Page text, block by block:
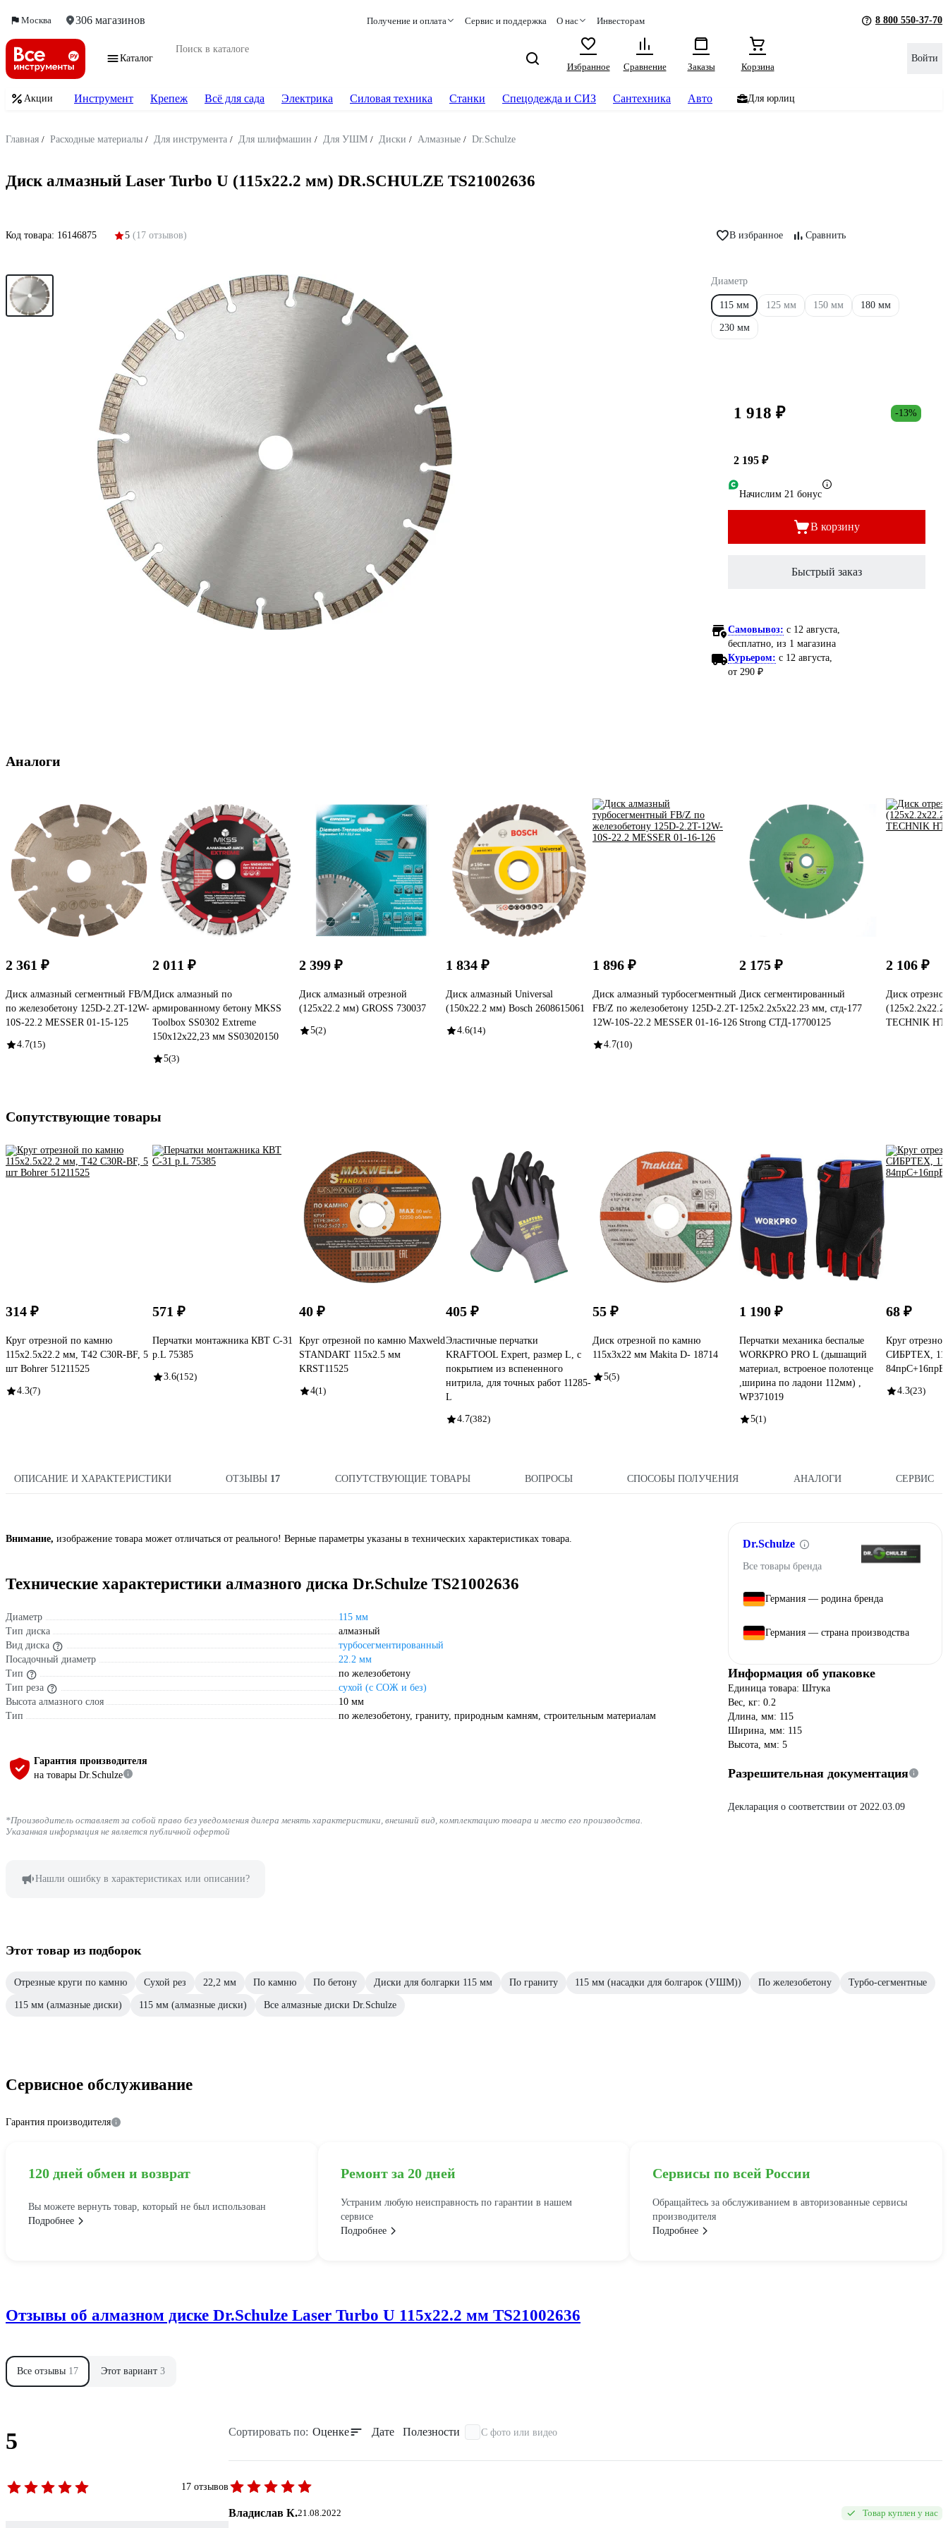
Москва 306 магазинов Получение и оплата Сервис и поддержка О нас Инвесторам 8 800 550-37-70
Каталог
Избранное
Сравнение Заказы Корзина
Войти
Акции Инструмент Крепеж Всё для сада Электрика Силовая техника Станки Спецодежда и СИЗ Сантехника Авто Для юрлиц
Главная / Расходные материалы / Для инструмента / Для шлифмашин / Для УШМ / Диски / Алмазные / Dr.Schulze
Диск алмазный Laser Turbo U (115х22.2 мм) DR.SCHULZE TS21002636
Код товара: 16146875 5 (17 отзывов) В избранное Сравнить
Диаметр
115 мм 125 мм 150 мм 180 мм
230 мм
1 918 ₽ -13%
2 195 ₽
Начислим 21 бонус
В корзину
Быстрый заказ
Самовывоз: c 12 августа,
бесплатно , из 1 магазина
Курьером: c 12 августа,
от 290 ₽
Аналоги
2 361 ₽
Диск алмазный сегментный FB/M
по железобетону 125D-2.2T-12W-
10S-22.2 MESSER 01-15-125
4.7(15)
2 011 ₽
Диск алмазный по
армированному бетону MKSS
Toolbox SS0302 Extreme
150x12x22,23 мм SS03020150
5(3)
2 399 ₽
Диск алмазный отрезной
(125х22.2 мм) GROSS 730037
5(2)
1 834 ₽
Диск алмазный Universal
(150х22.2 мм) Bosch 2608615061
4.6(14)
1 896 ₽
Диск алмазный турбосегментный
FB/Z по железобетону 125D-2.2T-
12W-10S-22.2 MESSER 01-16-126
4.7(10)
2 175 ₽
Диск сегментированный
125x2.2x5х22.23 мм, стд-177
Strong СТД-17700125
2 106 ₽
Диск
TECHNIK
Сопутствующие товары
314 ₽
Круг отрезной по камню
115x2.5x22.2 мм, T42 С30R-BF, 5
шт Bohrer 51211525
4.3(7)
571 ₽
Перчатки монтажника КВТ С-31
р.L 75385
3.6(152)
40 ₽
Круг отрезной по камню Maxweld
STANDART 115x2.5 мм
KRST11525
4(1)
405 ₽
Эластичные перчатки
KRAFTOOL Expert, размер L, с
покрытием из вспененного
нитрила, для точных работ 11285-
L
4.7(382)
55 ₽
Диск отрезной по камню
115х3х22 мм Makita D- 18714
5(5)
1 190 ₽
Перчатки механика беспалые
WORKPRO PRO L (дышащий
материал, встроеное полотенце
,ширина по ладони 112мм) ,
WP371019
5(1)
68 ₽
Круг
СИБРТЕХ,
84прC+16прB
4.3(23)
ОПИСАНИЕ И ХАРАКТЕРИСТИКИ ОТЗЫВЫ 17 СОПУТСТВУЮЩИЕ ТОВАРЫ ВОПРОСЫ СПОСОБЫ ПОЛУЧЕНИЯ АНАЛОГИ СЕРВИС
Внимание, изображение товара может отличаться от реального! Верные параметры указаны в технических характеристиках товара.
Технические характеристики алмазного диска Dr.Schulze TS21002636
Диаметр
115 мм
Тип диска
алмазный
Вид диска
турбосегментированный
Посадочный диаметр
22.2 мм
Тип
по железобетону
Тип реза
сухой (с СОЖ и без)
Высота алмазного слоя
10 мм
Тип
по железобетону, граниту, природным камням, строительным материалам
Гарантия производителя
на товары Dr.Schulze
*Производитель оставляет за собой право без уведомления дилера менять характеристики, внешний вид, комплектацию товара и место его производства.
Указанная информация не является публичной офертой
Нашли ошибку в характеристиках или описании?
Dr.Schulze
Все товары бренда
Германия — родина бренда
Германия — страна производства
Информация об упаковке
Единица товара: Штука
Вес, кг: 0.2
Длина, мм: 115
Ширина, мм: 115
Высота, мм: 5
Разрешительная документация
Декларация о соответствии от 2022.03.09
Этот товар из подборок
Отрезные круги по камню Сухой рез 22,2 мм По камню По бетону Диски для болгарки 115 мм По граниту 115 мм (насадки для болгарок (УШМ)) По железобетону Турбо-сегментные
115 мм (алмазные диски) 115 мм (алмазные диски) Все алмазные диски Dr.Schulze
Сервисное обслуживание
Гарантия производителя
120 дней обмен и возврат
Вы можете вернуть товар, который не был использован
Подробнее
Ремонт за 20 дней
Устраним любую неисправность по гарантии в нашем
сервисе
Подробнее
Сервисы по всей России
Обращайтесь за обслуживанием в авторизованные сервисы
производителя
Подробнее
Отзывы об алмазном диске Dr.Schulze Laser Turbo U 115х22.2 мм TS21002636
Все отзывы 17 Этот вариант 3
5
17 отзывов
Сортировать по: Оценке Дате Полезности С фото или видео
Владислав К.21.08.2022 Товар куплен у нас